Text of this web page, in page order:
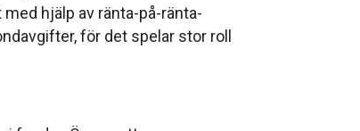
hjälp av ränta-på-ränta-
för det spelar stor roll